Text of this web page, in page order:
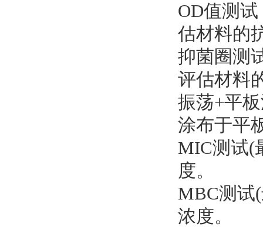
‌OD值测
估材料的
抑菌圈测
评估材料
振荡+平
涂布于平
‌MIC测试‌(
度。
‌MBC测试‌
浓度。